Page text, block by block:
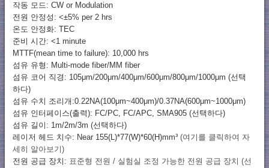
작동 모드: CW or Modulation
전원 안정성: <±5% per 2 hrs
온도 안정화: TEC
준비 시간: <1 minute
MTTF(mean time to failure): 10,000 hrs
섬유 유형: Multi-mode fiber/MM fiber
섬유 코어 직경: 105μm/200μm/400μm/600μm/800μm/1000μm (선택
하다)
섬유 수치 조리개:0.22NA(100μm~400μm)/0.37NA(600μm~1000μm)
섬유 인터페이스(출력): FC/PC, FC/APC, SMA905 (선택하다)
섬유 길이: 1m/2m/3m (선택하다)
레이저 헤드 치수: Near 155(L)*77(W)*60(H)mm³(여기를 클릭하여 자
세히 알아보기)
전원 공급 장치: 표준형 전원 / 실험실 조정 가능한 전원 공급 장치 (선